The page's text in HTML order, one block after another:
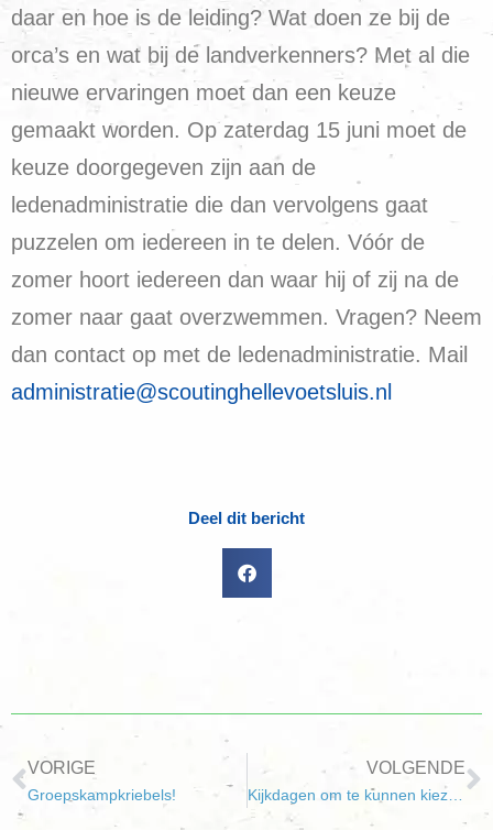
daar en hoe is de leiding? Wat doen ze bij de
orca’s en wat bij de landverkenners? Met al die
nieuwe ervaringen moet dan een keuze
gemaakt worden. Op zaterdag 15 juni moet de
keuze doorgegeven zijn aan de
ledenadministratie die dan vervolgens gaat
puzzelen om iedereen in te delen. Vóór de
zomer hoort iedereen dan waar hij of zij na de
zomer naar gaat overzwemmen. Vragen? Neem
dan contact op met de ledenadministratie. Mail
administratie@scoutinghellevoetsluis.nl
Deel dit bericht
VORIGE
Groepskampkriebels!
VOLGENDE
Kijkdagen om te kunnen kiezen (2)